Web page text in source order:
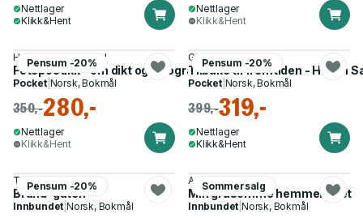
Nettlager
Klikk&Hent
Nettlager
Klikk&Hent
Pensum -20%
Hans Kristian Rustad
Fotopoetikk - om dikt og fotografi i norsk lyrikk
Pocket| Norsk, Bokmål
350,-280,-
Nettlager
Klikk&Hent
Pensum -20%
Giuliano D'Amico
Tilbake til fremtiden - Håkan
Pocket| Norsk, Bokmål
399,-319,-
Nettlager
Klikk&Hent
Pensum -20%
Trond Jahr Larsen
Brand-gåten
Innbundet |Norsk, Bokmål
Sommersalg
Anders Lindqvist
Min grusomme hemmelighet
Innbundet |Norsk, Bokmål